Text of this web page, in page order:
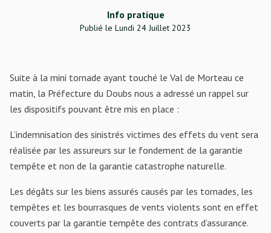
Info pratique
Publié le Lundi 24 Juillet 2023
Suite à la mini tornade ayant touché le Val de Morteau ce
matin, la Préfecture du Doubs nous a adressé un rappel sur
les dispositifs pouvant être mis en place :
L’indemnisation des sinistrés victimes des effets du vent sera
réalisée par les assureurs sur le fondement de la garantie
tempête et non de la garantie catastrophe naturelle.
Les dégâts sur les biens assurés causés par les tornades, les
tempêtes et les bourrasques de vents violents sont en effet
couverts par la garantie tempête des contrats d’assurance.